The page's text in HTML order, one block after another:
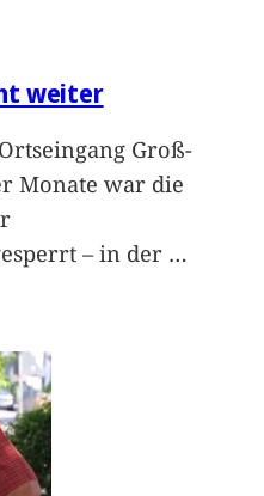
weiter
Groß-
Monate war die
– in der …